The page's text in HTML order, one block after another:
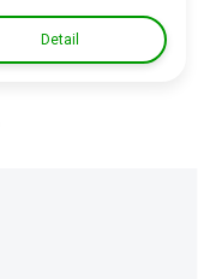
Detail